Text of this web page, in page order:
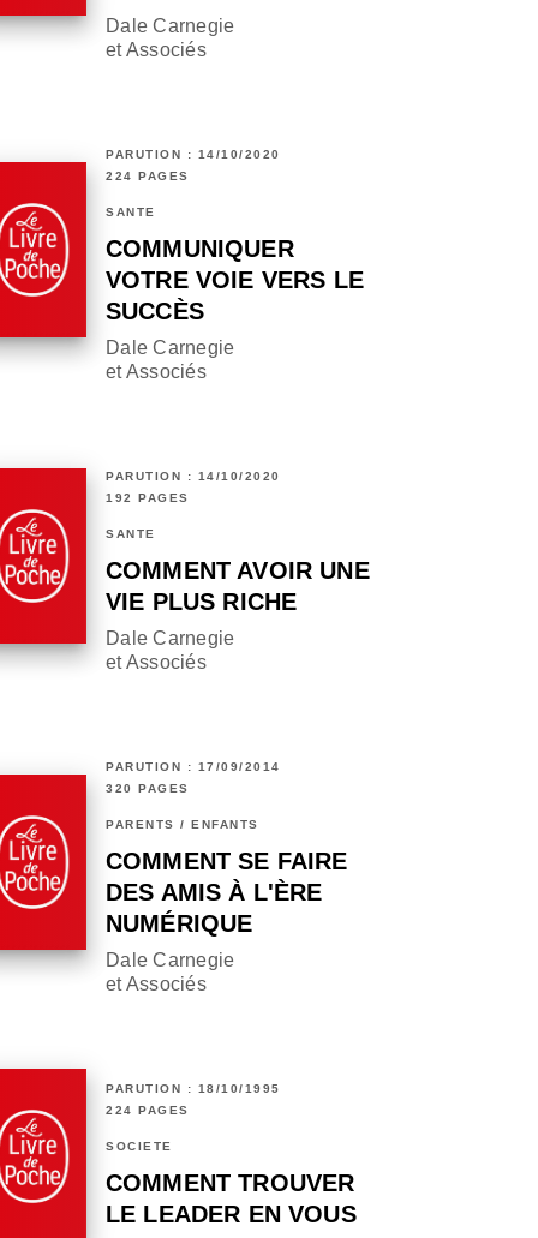
Dale Carnegie
et Associés
PARUTION : 14/10/2020
224 PAGES
SANTÉ
COMMUNIQUER
VOTRE VOIE VERS LE
SUCCÈS
Dale Carnegie
et Associés
PARUTION : 14/10/2020
192 PAGES
SANTÉ
COMMENT AVOIR UNE
VIE PLUS RICHE
Dale Carnegie
et Associés
PARUTION : 17/09/2014
320 PAGES
PARENTS / ENFANTS
COMMENT SE FAIRE
DES AMIS À L'ÈRE
NUMÉRIQUE
Dale Carnegie
et Associés
PARUTION : 18/10/1995
224 PAGES
SOCIÉTÉ
COMMENT TROUVER
LE LEADER EN VOUS